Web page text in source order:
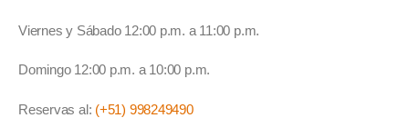
Viernes y Sábado 12:00 p.m. a 11:00 p.m.
Domingo 12:00 p.m. a 10:00 p.m.
Reservas al: (+51) 998249490